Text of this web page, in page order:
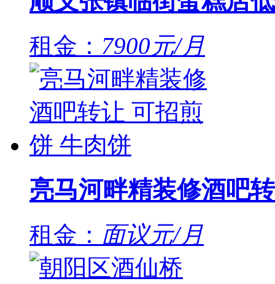
租金： 7900元/月
亮马河畔精装修酒吧
租金： 面议元/月